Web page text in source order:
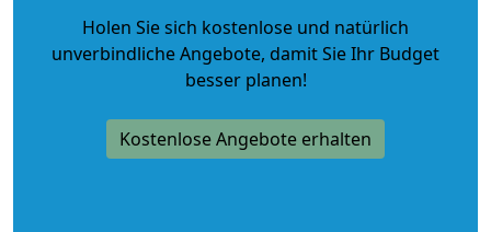
Holen Sie sich kostenlose und natürlich
unverbindliche Angebote, damit Sie Ihr Budget
besser planen!
Kostenlose Angebote erhalten